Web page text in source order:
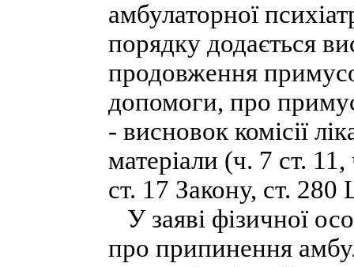
амбулаторної
порядку додається
продовження
допомоги, про
- висновок комісії
матеріали (ч. 7 ст.
ст. 17 Закону, ст.
У заяві фізичної
про припинення